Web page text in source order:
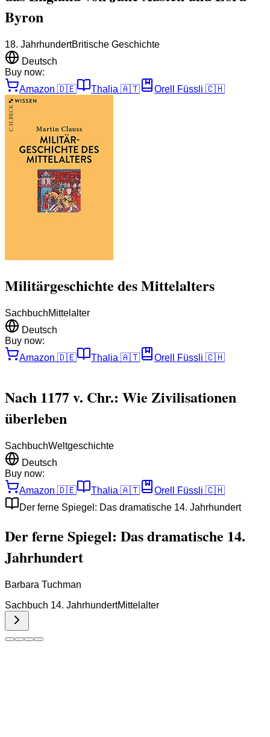
Byron
18. JahrhundertBritische Geschichte
Deutsch
Buy now:
Amazon 🇩🇪 Thalia 🇦🇹 Orell Füssli 🇨🇭
Militärgeschichte des Mittelalters
SachbuchMittelalter
Deutsch
Buy now:
Amazon 🇩🇪 Thalia 🇦🇹 Orell Füssli 🇨🇭
Nach 1177 v. Chr.: Wie Zivilisationen
überleben
SachbuchWeltgeschichte
Deutsch
Buy now:
Amazon 🇩🇪 Thalia 🇦🇹 Orell Füssli 🇨🇭
Der ferne Spiegel: Das dramatische 14. Jahrhundert
Der ferne Spiegel: Das dramatische 14.
Jahrhundert
Barbara Tuchman
Sachbuch 14. JahrhundertMittelalter